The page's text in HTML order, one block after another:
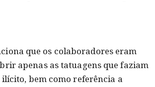
que os colaboradores eram
apenas as tatuagens que faziam
bem como referência a